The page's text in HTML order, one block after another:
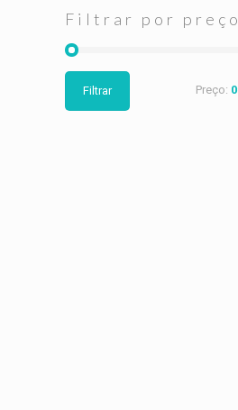
Filtrar por preço
Filtrar Preço: